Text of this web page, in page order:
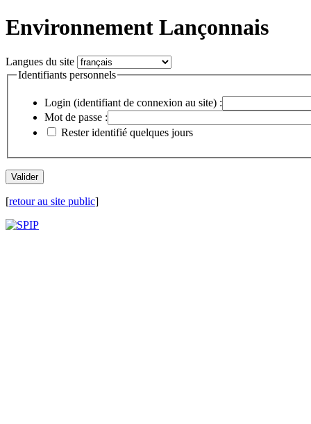
Environnement Lançonnais
Langues du site
Identifiants personnels
Login (identifiant de connexion au site) :
Mot de passe :
Rester identifié quelques jours
[retour au site public]